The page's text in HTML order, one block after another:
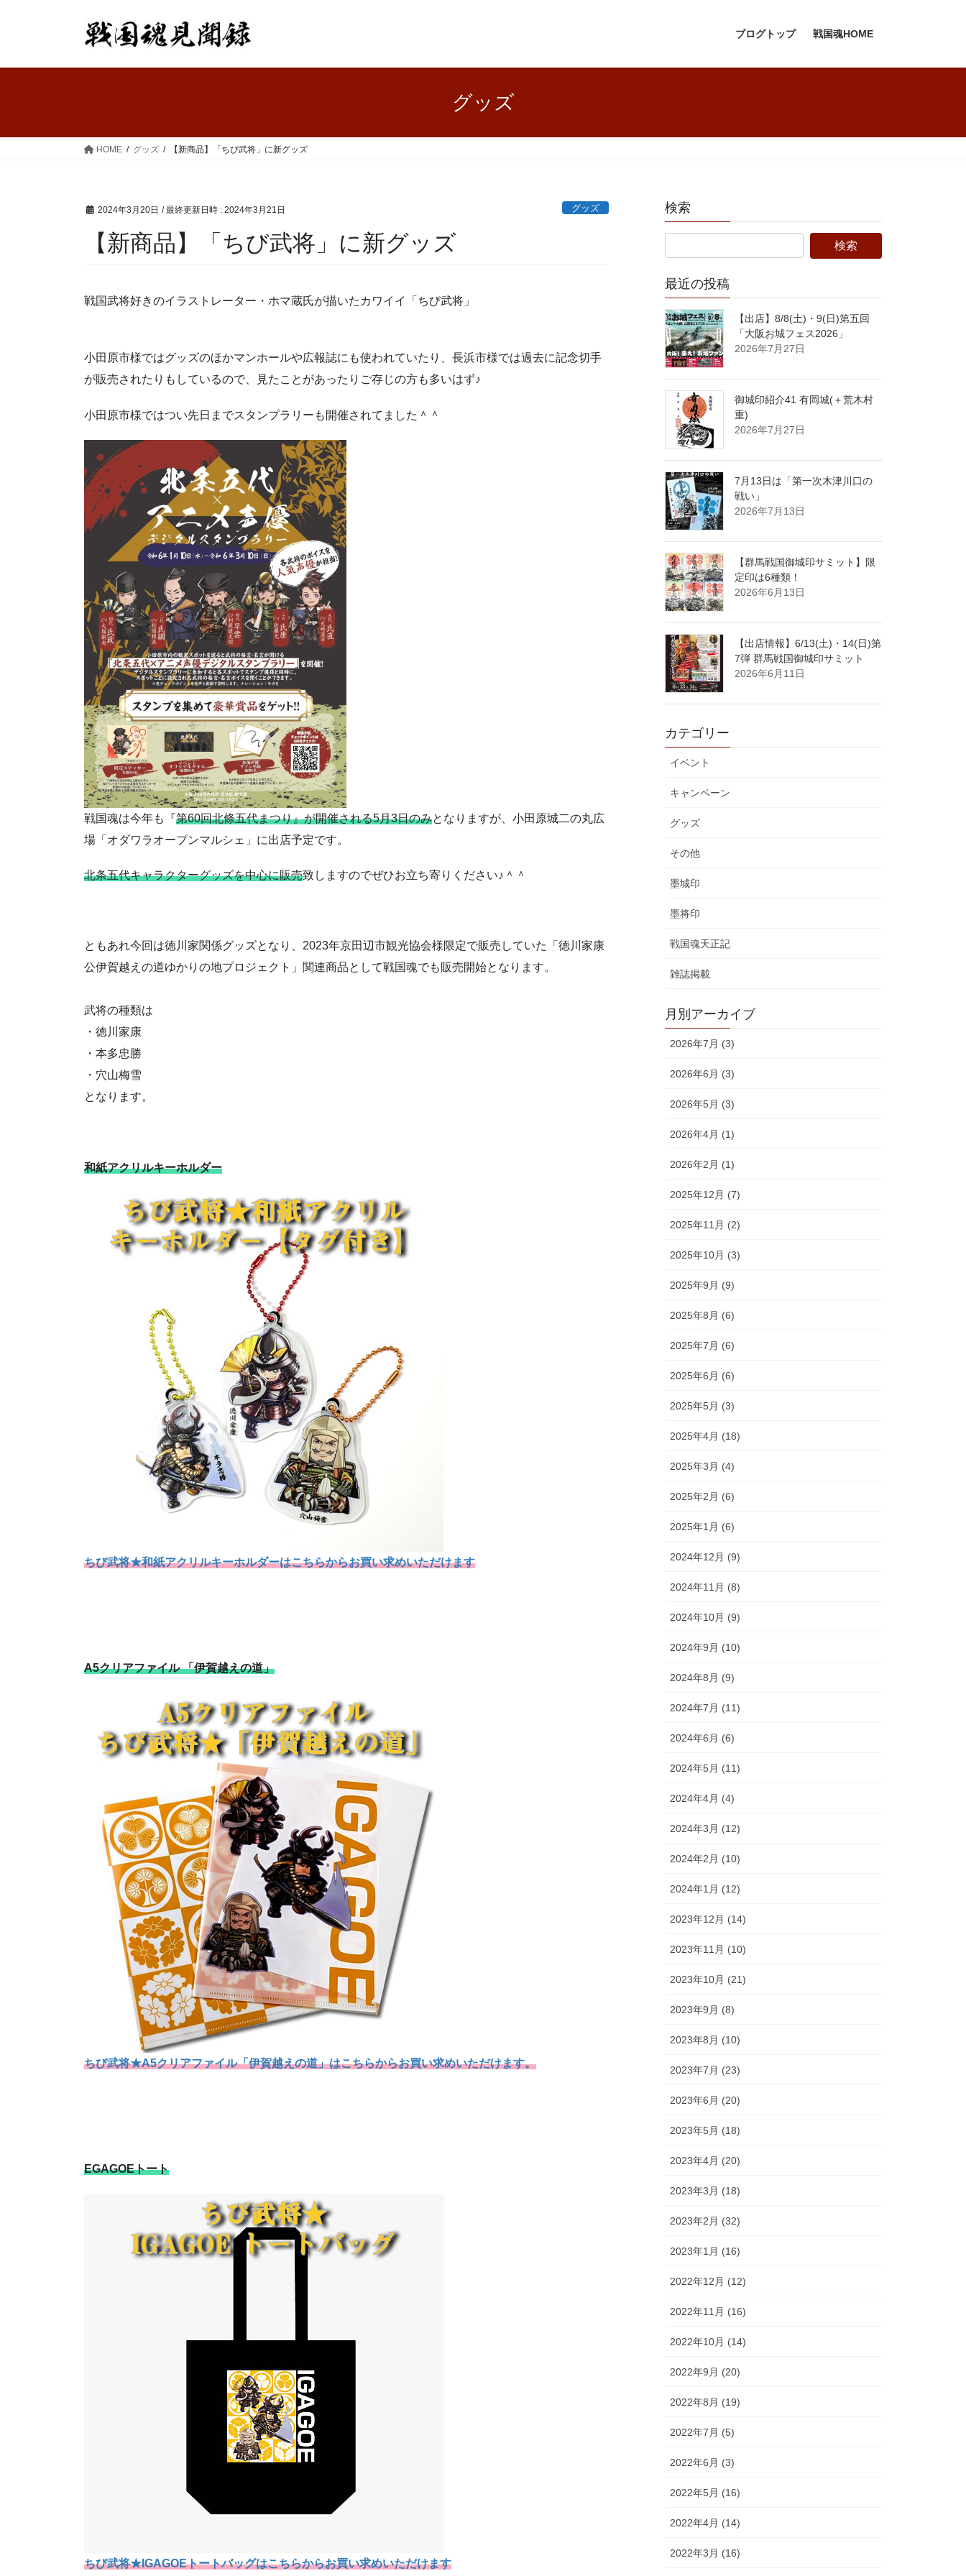
ブログトップ 戦国魂HOME
グッズ
HOME グッズ 【新商品】「ちび武将」に新グッズ
2024年3月20日 / 最終更新日時 : 2024年3月21日 グッズ
【新商品】「ちび武将」に新グッズ
戦国武将好きのイラストレーター・ホマ蔵氏が描いたカワイイ「ちび武将」
小田原市様ではグッズのほかマンホールや広報誌にも使われていたり、長浜市様では過去に記念切手
が販売されたりもしているので、見たことがあったりご存じの方も多いはず♪
小田原市様ではつい先日までスタンプラリーも開催されてました＾＾
戦国魂は今年も『第60回北條五代まつり』が開催される5月3日のみとなりますが、小田原城二の丸広
場「オダワラオープンマルシェ」に出店予定です。
北条五代キャラクターグッズを中心に販売致しますのでぜひお立ち寄りください♪＾＾
ともあれ今回は徳川家関係グッズとなり、2023年京田辺市観光協会様限定で販売していた「徳川家康
公伊賀越えの道ゆかりの地プロジェクト」関連商品として戦国魂でも販売開始となります。
武将の種類は
・徳川家康
・本多忠勝
・穴山梅雪
となります。
和紙アクリルキーホルダー
ちび武将★和紙アクリルキーホルダーはこちらからお買い求めいただけます
A5クリアファイル 「伊賀越えの道」
ちび武将★A5クリアファイル「伊賀越えの道」はこちらからお買い求めいただけます。
EGAGOEトート
ちび武将★IGAGOEトートバッグはこちらからお買い求めいただけます
検索
最近の投稿
【出店】8/8(土)・9(日)第五回
「大阪お城フェス2026」
2026年7月27日
御城印紹介41 有岡城(＋荒木村
重)
2026年7月27日
7月13日は「第一次木津川口の
戦い」
2026年7月13日
【群馬戦国御城印サミット】限
定印は6種類！
2026年6月13日
【出店情報】6/13(土)・14(日)第
7弾 群馬戦国御城印サミット
2026年6月11日
カテゴリー
イベント
キャンペーン
グッズ
その他
墨城印
墨将印
戦国魂天正記
雑誌掲載
月別アーカイブ
2026年7月 (3)
2026年6月 (3)
2026年5月 (3)
2026年4月 (1)
2026年2月 (1)
2025年12月 (7)
2025年11月 (2)
2025年10月 (3)
2025年9月 (9)
2025年8月 (6)
2025年7月 (6)
2025年6月 (6)
2025年5月 (3)
2025年4月 (18)
2025年3月 (4)
2025年2月 (6)
2025年1月 (6)
2024年12月 (9)
2024年11月 (8)
2024年10月 (9)
2024年9月 (10)
2024年8月 (9)
2024年7月 (11)
2024年6月 (6)
2024年5月 (11)
2024年4月 (4)
2024年3月 (12)
2024年2月 (10)
2024年1月 (12)
2023年12月 (14)
2023年11月 (10)
2023年10月 (21)
2023年9月 (8)
2023年8月 (10)
2023年7月 (23)
2023年6月 (20)
2023年5月 (18)
2023年4月 (20)
2023年3月 (18)
2023年2月 (32)
2023年1月 (16)
2022年12月 (12)
2022年11月 (16)
2022年10月 (14)
2022年9月 (20)
2022年8月 (19)
2022年7月 (5)
2022年6月 (3)
2022年5月 (16)
2022年4月 (14)
2022年3月 (16)